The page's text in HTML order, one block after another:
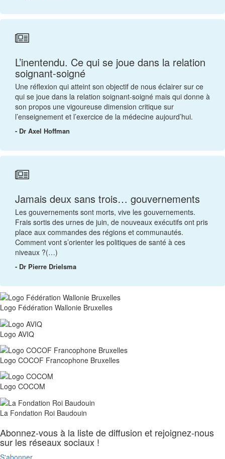
L’inentendu. Ce qui se joue dans la relation
soignant-soigné
Une réflexion qui atteint son objectif de nous éclairer sur ce
qui se joue dans la relation soignant-soigné mais qui donne à
son propos une vigoureuse dimension critique sur
l’enseignement et l’exercice de la médecine aujourd’hui.
- Dr Axel Hoffman
Jamais deux sans trois… gouvernements
Les gouvernements sont morts, vive les gouvernements.
Frais sortis des urnes de juin, de nouveaux exécutifs ont pris
place aux commandes des régions et communautés.
Comment vont s’orienter les politiques de santé à ces
niveaux ?(…)
- Dr Pierre Drielsma
Logo Fédération Wallonie Bruxelles
Logo AVIQ
Logo COCOF Francophone Bruxelles
Logo COCOM
La Fondation Roi Baudouin
Abonnez-vous à la liste de diffusion et rejoignez-nous
sur les réseaux sociaux !
S'abonner